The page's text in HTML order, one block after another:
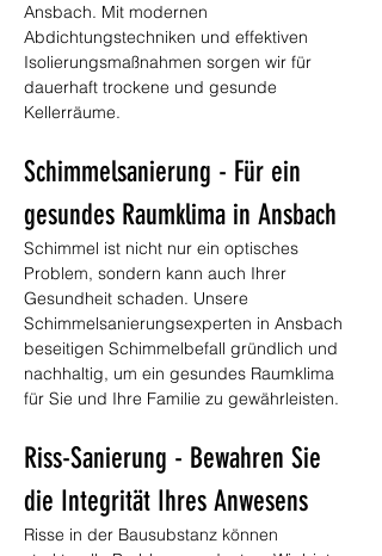
Ansbach. Mit modernen
Abdichtungstechniken und effektiven
Isolierungsmaßnahmen sorgen wir für
dauerhaft trockene und gesunde
Kellerräume.
Schimmelsanierung - Für ein
gesundes Raumklima in Ansbach
Schimmel ist nicht nur ein optisches
Problem, sondern kann auch Ihrer
Gesundheit schaden. Unsere
Schimmelsanierungsexperten in Ansbach
beseitigen Schimmelbefall gründlich und
nachhaltig, um ein gesundes Raumklima
für Sie und Ihre Familie zu gewährleisten.
Riss-Sanierung - Bewahren Sie
die Integrität Ihres Anwesens
Risse in der Bausubstanz können